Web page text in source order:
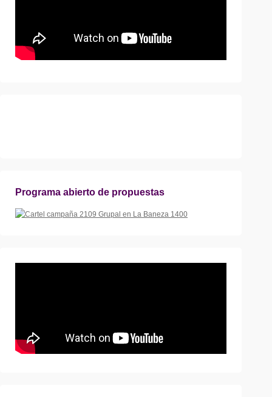
Programa abierto de propuestas